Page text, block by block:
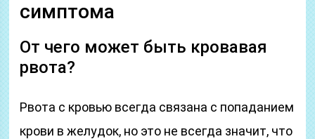
симптома
От чего может быть кровавая
рвота?
Рвота с кровью всегда связана с попаданием
крови в желудок, но это не всегда значит, что